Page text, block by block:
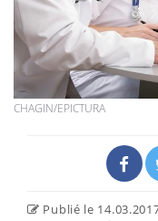
CHAGIN/EPICTURA
Publié le